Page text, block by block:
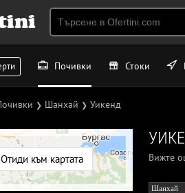
Почивки Стоки
❯ Шанхай ❯ Уикенд
Отиди към картата Вижте
Шанхай